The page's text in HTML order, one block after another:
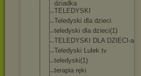
dziadka
TELEDYSKI
Teledyski dla dzieci
teledyski dla dzieci(1)
TELEDYSKI DLA DZIECI-avi
Teledyski Lulek.tv
teledyski(1)
terapia ręki